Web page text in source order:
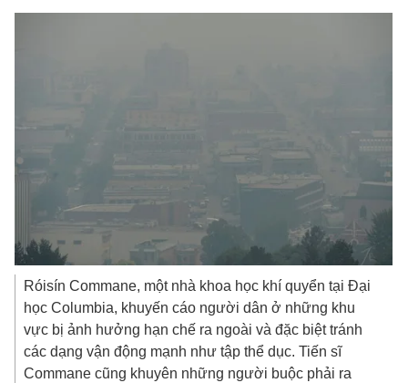
Róisín Commane, một nhà khoa học khí quyển tại Đại
học Columbia, khuyến cáo người dân ở những khu
vực bị ảnh hưởng hạn chế ra ngoài và đặc biệt tránh
các dạng vận động mạnh như tập thể dục. Tiến sĩ
Commane cũng khuyên những người buộc phải ra